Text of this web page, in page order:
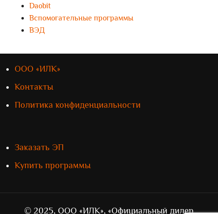
Daobit
Вспомогательные программы
ВЭД
ООО «ИЛК»
Контакты
Политика конфиденциальности
Заказать ЭП
Купить программы
© 2025, ООО «ИЛК», «Официальный дилер